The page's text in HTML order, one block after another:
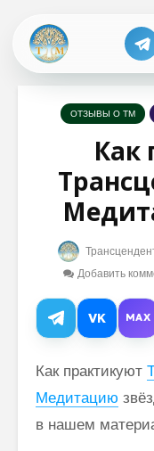
ОТЗЫВЫ О ТМ
Как
Добавить
VK MAX
Как практикуют
Медитацию
в нашем